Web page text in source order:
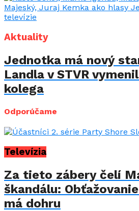
Aktuality
Jednotka má nový
Landla v STVR
kolega
Odporúčame
Televízia
Za tieto zábery čelí
škandálu:
má dohru